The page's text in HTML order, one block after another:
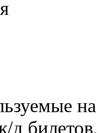
на
д